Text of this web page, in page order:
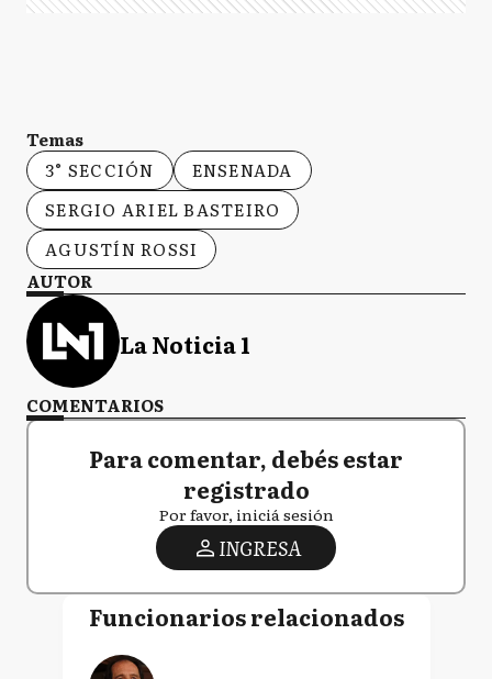
Temas
3° SECCIÓN
ENSENADA
SERGIO ARIEL BASTEIRO
AGUSTÍN ROSSI
AUTOR
La Noticia 1
COMENTARIOS
Para comentar, debés estar
registrado
Por favor, iniciá sesión
INGRESA
Funcionarios relacionados